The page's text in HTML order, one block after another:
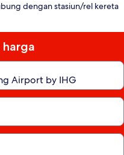
dengan stasiun/rel kereta